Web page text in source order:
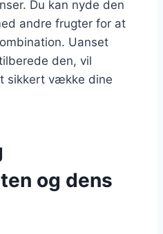
Du kan nyde den
andre frugter for at
Uanset
den, vil
sikkert vække dine
og dens